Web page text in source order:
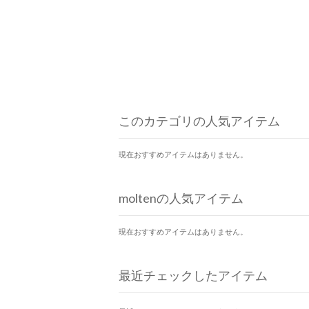
このカテゴリの人気アイテム
現在おすすめアイテムはありません。
moltenの人気アイテム
現在おすすめアイテムはありません。
最近チェックしたアイテム